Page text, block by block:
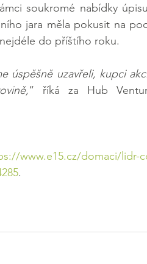
soukromé nabídky
jara měla pokusit na
do příštího roku.
úspěšně uzavřeli, kupci
“ říká za Hub
www.e15.cz/domaci/lidr-
.